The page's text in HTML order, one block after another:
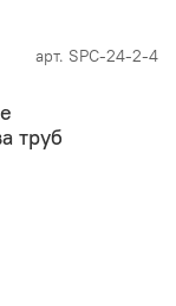
арт. SPC-24-2-4
труб